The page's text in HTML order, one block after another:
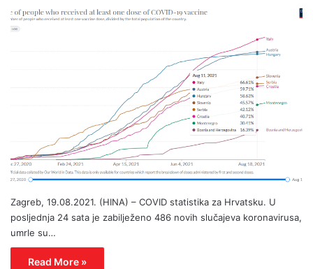
Zagreb, 19.08.2021. (HINA) – COVID statistika za Hrvatsku. U
posljednja 24 sata je zabilježeno 486 novih slučajeva koronavirusa,
umrle su…
Read More »